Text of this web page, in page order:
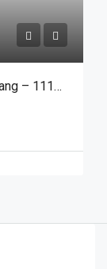
Jual Rumah Daerah Tanah Mas Semarang – 11161